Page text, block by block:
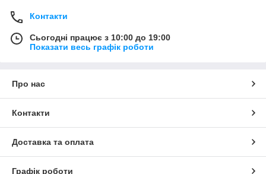
Контакти
Сьогодні працює з 10:00 до 19:00
Показати весь графік роботи
Про нас
Контакти
Доставка та оплата
Графік роботи